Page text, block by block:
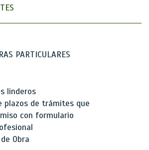
PARTICULARES
linderos
plazos de trámites que
con formulario
Obra